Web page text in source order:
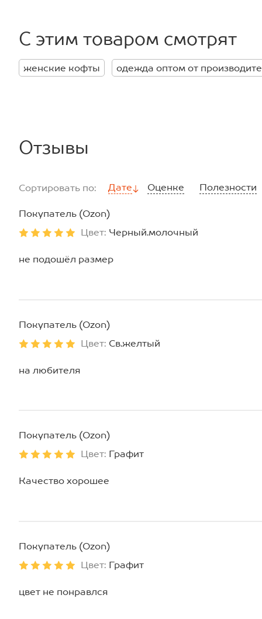
С этим товаром смотрят
женские кофты одежда оптом от
Отзывы
Сортировать по: Дате Оценке Полезности
Покупатель (Ozon)
Цвет: Черный.молочный
не подошёл размер
Покупатель (Ozon)
Цвет: Св.желтый
на любителя
Покупатель (Ozon)
Цвет: Графит
Качество хорошее
Покупатель (Ozon)
Цвет: Графит
цвет не понравлся